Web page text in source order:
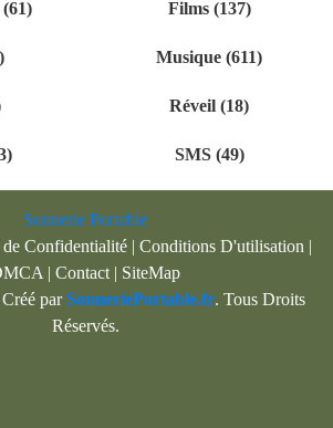
Films (137)
Musique (611)
Réveil (18)
SMS (49)
Sonnerie Portable
Confidentialité | Conditions D'utilisation |
| Contact | SiteMap
parSonneriePortable.fr. Tous Droits
Réservés.